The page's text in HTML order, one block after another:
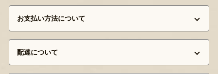
お支払い方法について
配達について